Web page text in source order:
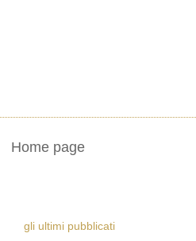
Home page
gli ultimi pubblicati